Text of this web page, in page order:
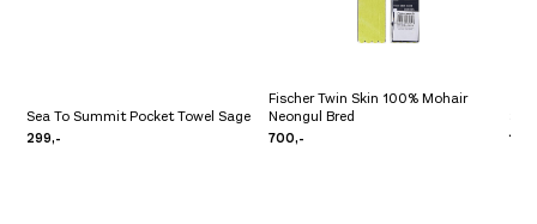
Sea To Summit Pocket Towel Sage
299,-
Fischer Twin Skin 100% Mohair
Neongul Bred
700,-